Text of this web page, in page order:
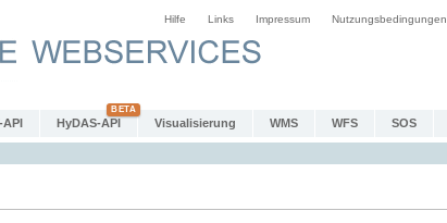
Hilfe Links Impressum Nutzungsbedingungen
API HyDAS-API Visualisierung WMS WFS SOS